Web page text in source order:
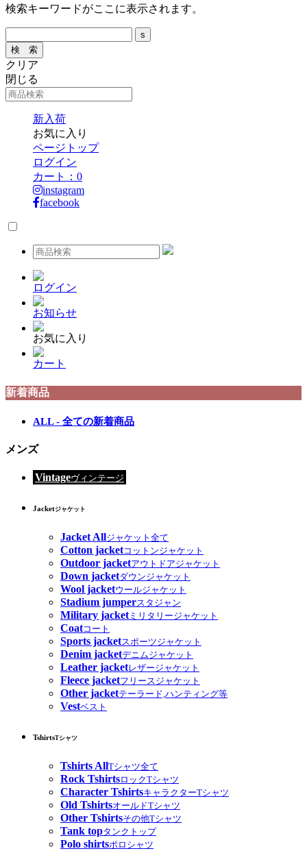
検索キーワードがここに表示されます。
クリア
閉じる
新入荷
お気に入り
ページトップ
ログイン
カート： 0
instagram
facebook
ログイン
お知らせ
お気に入り
カート
新着商品
ALL - 全ての新着商品
メンズ
Vintageヴィンテージ
Jacketジャケット
Jacket Allジャケット全て
Cotton jacketコットンジャケット
Outdoor jacketアウトドアジャケット
Down jacketダウンジャケット
Wool jacketウールジャケット
Stadium jumperスタジャン
Military jacketミリタリージャケット
Coatコート
Sports jacketスポーツジャケット
Denim jacketデニムジャケット
Leather jacketレザージャケット
Fleece jacketフリースジャケット
Other jacketテーラード,ハンティング等
Vestベスト
TshirtsTシャツ
Tshirts AllTシャツ全て
Rock TshirtsロックTシャツ
Character TshirtsキャラクターTシャツ
Old TshirtsオールドTシャツ
Other Tshirtsその他Tシャツ
Tank topタンクトップ
Polo shirtsポロシャツ